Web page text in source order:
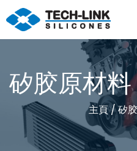
矽胶原材料
主頁/矽